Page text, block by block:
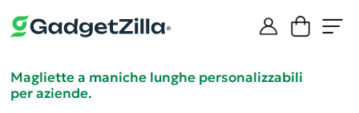
Magliette a maniche lunghe personalizzabili
per aziende.